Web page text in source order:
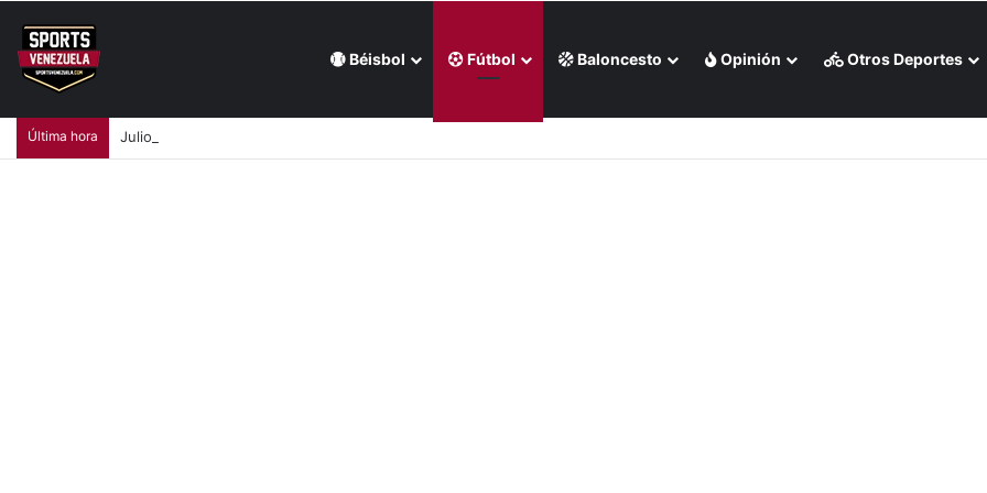
Béisbol Fútbol Baloncesto Opinión Otros Deportes
Última hora Julio Mayora agrandó su leyenda en Juegos CAC con un par de doradas